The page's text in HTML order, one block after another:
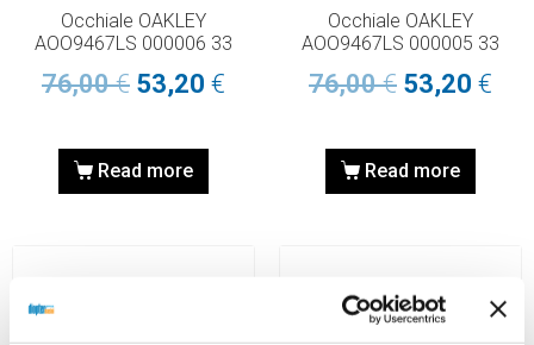
Occhiale OAKLEY
AOO9467LS 000006 33
76,00€ 53,20 €
Read more
Occhiale OAKLEY
AOO9467LS 000005 33
76,00€ 53,20 €
Read more